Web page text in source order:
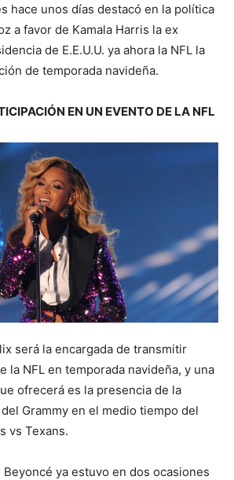
hace unos días destacó en la política
a favor de Kamala Harris la ex
de E.E.U.U. ya ahora la NFL la
de temporada navideña.
EN UN EVENTO DE LA NFL
será la encargada de transmitir
la NFL en temporada navideña, y una
ofrecerá es la presencia de la
Grammy en el medio tiempo del
vs Texans.
ya estuvo en dos ocasiones